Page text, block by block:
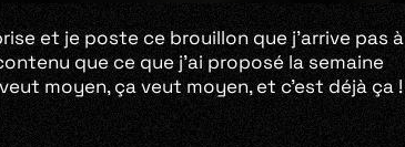
et je poste ce brouillon que j’arrive pas à
que ce que j’ai proposé la semaine
moyen, ça veut moyen, et c’est déjà ça !